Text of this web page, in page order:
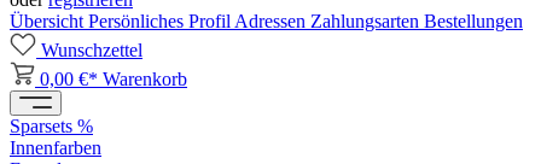
Übersicht Persönliches Profil Adressen Zahlungsarten Bestellungen
Wunschzettel
0,00 €* Warenkorb
Sparsets %
Innenfarben